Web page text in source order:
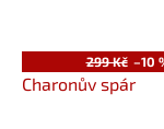
299 Kč –10
Charonův spár